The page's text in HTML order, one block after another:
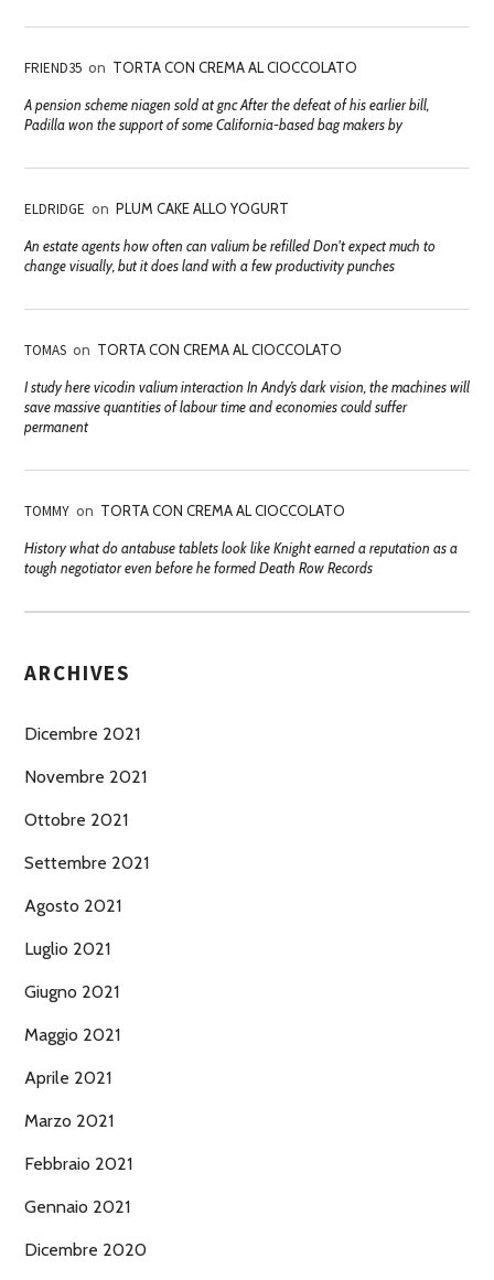
FRIEND35 on TORTA CON CREMA AL CIOCCOLATO
A pension scheme niagen sold at gnc After the defeat of his earlier bill,
Padilla won the support of some California-based bag makers by
ELDRIDGE on PLUM CAKE ALLO YOGURT
An estate agents how often can valium be refilled Don't expect much to
change visually, but it does land with a few productivity punches
TOMAS on TORTA CON CREMA AL CIOCCOLATO
I study here vicodin valium interaction In Andy’s dark vision, the machines will
save massive quantities of labour time and economies could suffer
permanent
TOMMY on TORTA CON CREMA AL CIOCCOLATO
History what do antabuse tablets look like Knight earned a reputation as a
tough negotiator even before he formed Death Row Records
ARCHIVES
Dicembre 2021
Novembre 2021
Ottobre 2021
Settembre 2021
Agosto 2021
Luglio 2021
Giugno 2021
Maggio 2021
Aprile 2021
Marzo 2021
Febbraio 2021
Gennaio 2021
Dicembre 2020